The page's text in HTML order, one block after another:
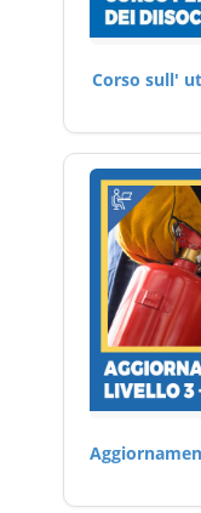
Corso sull'